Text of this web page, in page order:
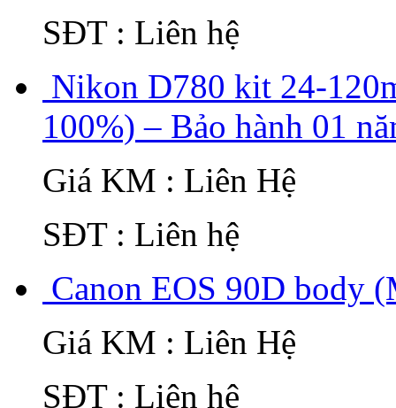
SĐT : Liên hệ
Nikon D780 kit 24-
100%) – Bảo hành 01
Giá KM : Liên Hệ
SĐT : Liên hệ
Canon EOS 90D body
Giá KM : Liên Hệ
SĐT : Liên hệ